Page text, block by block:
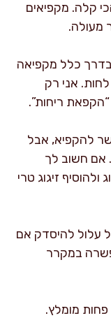
קלה. מקפיאים
מעולה.
בדרך כלל מקפיאה
לחות. אני רק
ריחות”.
להקפיא, אבל
אם חשוב לך
זיגוג טרי
עלול להיסדק אם
במקרר
מומלץ.